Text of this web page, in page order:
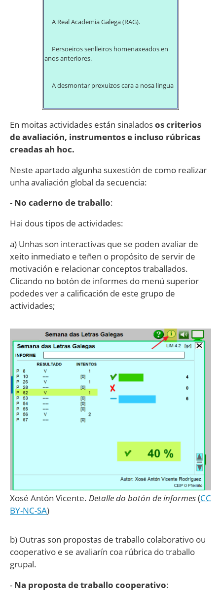
A Real Academia Galega (RAG).
Persoeiros senlleiros homenaxeados en
anos anteriores.
A desmontar prexuizos cara a nosa lingua
En moitas actividades están sinaladosos criterios
de avaliación, instrumentos e incluso rúbricas
creadas ah hoc.
Neste apartado algunha suxestión de como realizar
unha avaliación global da secuencia:
- No caderno de traballo:
Hai dous tipos de actividades:
a) Unhas son interactivas que se poden avaliar de
xeito inmediato e teñen o propósito de servir de
motivación e relacionar conceptos traballados.
Clicando no botón de informes do menú superior
podedes ver a calificación de este grupo de
actividades;
Xosé Antón Vicente. Detalle do botón de informes(CC
BY-NC-SA)
b) Outras son propostas de traballo colaborativo ou
cooperativo e se avaliarín coa rúbrica do traballo
grupal.
- Na proposta de traballo cooperativo: